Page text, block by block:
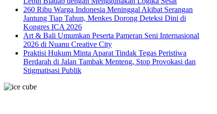
260 Ribu Warga Indonesia Meninggal Akibat Serangan
Jantung Tiap Tahun, Menkes Dorong Deteksi Dini di
Kongres ICA 2026
Art & Bali Umumkan Peserta Pameran Seni Internasional
2026 di Nuanu Creative City
Praktisi Hukum Minta Aparat Tindak Tegas Peristiwa
Berdarah di Jalan Tambak Menteng, Stop Provokasi dan
Stigmatisasi Publik